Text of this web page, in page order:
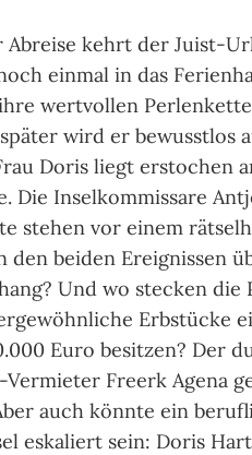
Abreise kehrt der Juist-
einmal in das
wertvollen
wird er bewusstlos
Doris liegt erstochen
Die Inselkommissare
stehen vor einem
den beiden Ereignissen
Und wo stecken die
Erbstücke
Euro besitzen? Der
Vermieter Freerk Agena
auch könnte ein
eskaliert sein: Doris